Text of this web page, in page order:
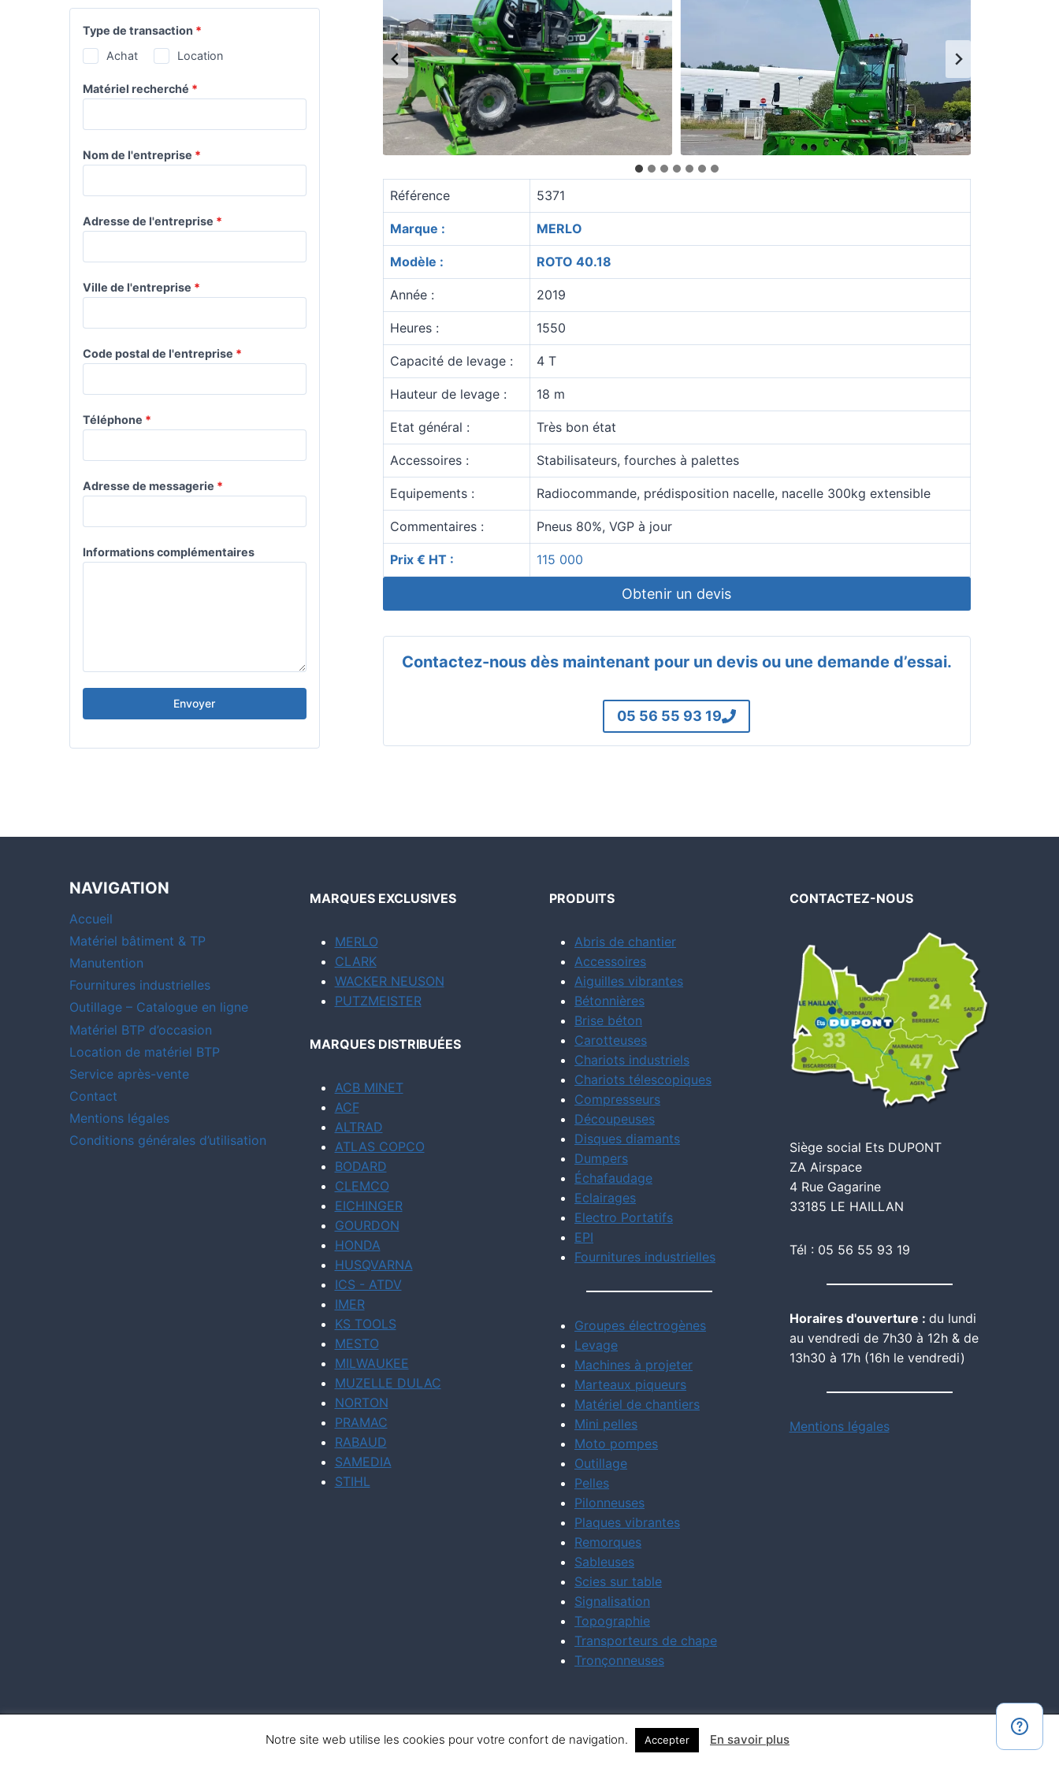
Référence 5371
Marque : MERLO
Modèle : ROTO 40.18
Année : 2019
Heures : 1550
Capacité de levage : 4 T
Hauteur de levage : 18 m
Etat général : Très bon état
Accessoires : Stabilisateurs, fourches à palettes
Equipements : Radiocommande, prédisposition nacelle, nacelle 300kg extensible
Commentaires : Pneus 80%, VGP à jour
Prix € HT : 115 000
Obtenir un devis
Contactez-nous dès maintenant pour un devis ou une demande d’essai.
05 56 55 93 19
Type de transaction *
Achat
Location
Matériel recherché *
Nom de l'entreprise *
Adresse de l'entreprise *
Ville de l'entreprise *
Code postal de l'entreprise *
Téléphone *
Adresse de messagerie *
Informations complémentaires
Envoyer
NAVIGATION
Accueil
Matériel bâtiment & TP
Manutention
Fournitures industrielles
Outillage – Catalogue en ligne
Matériel BTP d’occasion
Location de matériel BTP
Service après-vente
Contact
Mentions légales
Conditions générales d’utilisation
MARQUES EXCLUSIVES
MERLO
CLARK
WACKER NEUSON
PUTZMEISTER
MARQUES DISTRIBUÉES
ACB MINET
ACF
ALTRAD
ATLAS COPCO
BODARD
CLEMCO
EICHINGER
GOURDON
HONDA
HUSQVARNA
ICS - ATDV
IMER
KS TOOLS
MESTO
MILWAUKEE
MUZELLE DULAC
NORTON
PRAMAC
RABAUD
SAMEDIA
STIHL
PRODUITS
Abris de chantier
Accessoires
Aiguilles vibrantes
Bétonnières
Brise béton
Carotteuses
Chariots industriels
Chariots télescopiques
Compresseurs
Découpeuses
Disques diamants
Dumpers
Échafaudage
Eclairages
Electro Portatifs
EPI
Fournitures industrielles
Groupes électrogènes
Levage
Machines à projeter
Marteaux piqueurs
Matériel de chantiers
Mini pelles
Moto pompes
Outillage
Pelles
Pilonneuses
Plaques vibrantes
Remorques
Sableuses
Scies sur table
Signalisation
Topographie
Transporteurs de chape
Tronçonneuses
CONTACTEZ-NOUS
Siège social Ets DUPONT
ZA Airspace
4 Rue Gagarine
33185 LE HAILLAN
Tél : 05 56 55 93 19
Horaires d'ouverture : du lundi
au vendredi de 7h30 à 12h & de
13h30 à 17h (16h le vendredi)
Mentions légales
Notre site web utilise les cookies pour votre confort de navigation. Accepter En savoir plus